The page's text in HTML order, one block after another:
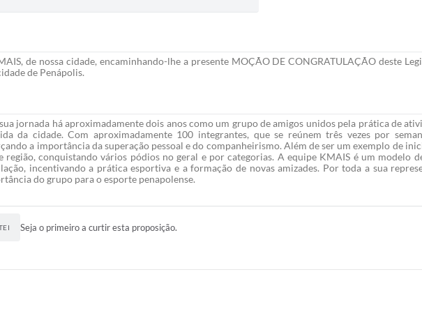
de nossa cidade, encaminhando-lhe a presente MOÇÃO DE CONGRATULAÇÃO deste
de Penápolis.
jornada há aproximadamente dois anos como um grupo de amigos unidos pela prática de
da cidade. Com aproximadamente 100 integrantes, que se reúnem três vezes por
a importância da superação pessoal e do companheirismo. Além de ser um exemplo de
região, conquistando vários pódios no geral e por categorias. A equipe KMAIS é um modelo
incentivando a prática esportiva e a formação de novas amizades. Por toda a sua
do grupo para o esporte penapolense.
Seja o primeiro a curtir esta proposição.